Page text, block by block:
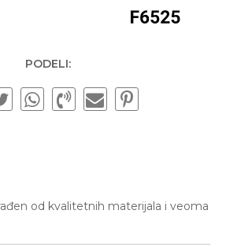
PODELI:
od kvalitetnih materijala i veoma
16:00 časova